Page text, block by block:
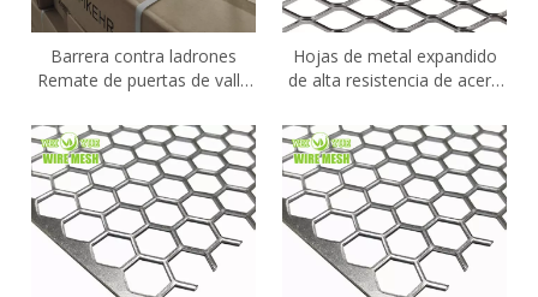
Barrera contra ladrones
Remate de puertas de valla
Hojas de metal expandido
de alta resistencia de acero
fábrica de China 4X8 ′